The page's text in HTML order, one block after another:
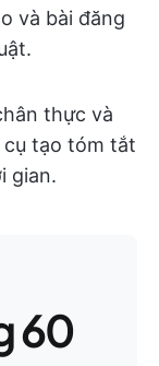
và bài đăng
thực và
cụ tạo tóm tắt
gian.
60